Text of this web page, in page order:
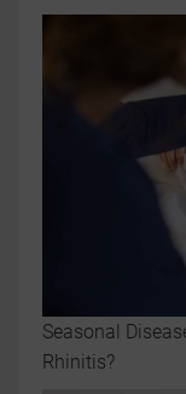
Seasonal
Rhinitis?